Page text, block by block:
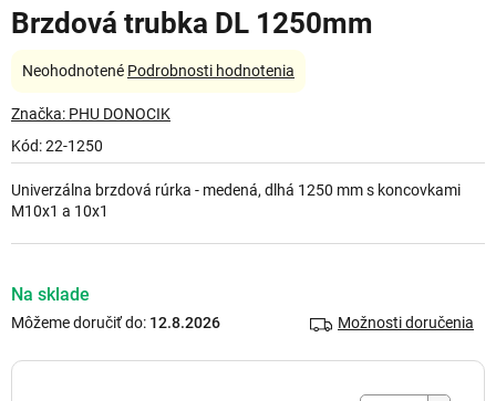
Brzdová trubka DL 1250mm
Kód:22-1250
Na sklade
Môžeme doručiť do: 12.8.2026 Možnosti doručenia
Univerzálna brzdová rúrka - medená, dlhá 1250 mm s koncovkami
M10x1 a 10x1
Priemerné
produktu
0,0
5
hviezdičiek.
Neohodnotené Podrobnosti hodnotenia
Značka: PHU DONOCIK